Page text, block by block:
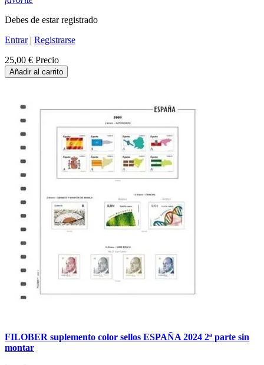
Debes de estar registrado
Entrar| Registrarse
25,00 € Precio
Añadir al carrito
FILOBER suplemento color sellos ESPAÑA 2024 2ª parte sin
montar